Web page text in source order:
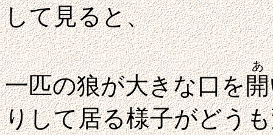
して見ると、
一匹の狼が大きな口を開
あ
りして居る様子がどう